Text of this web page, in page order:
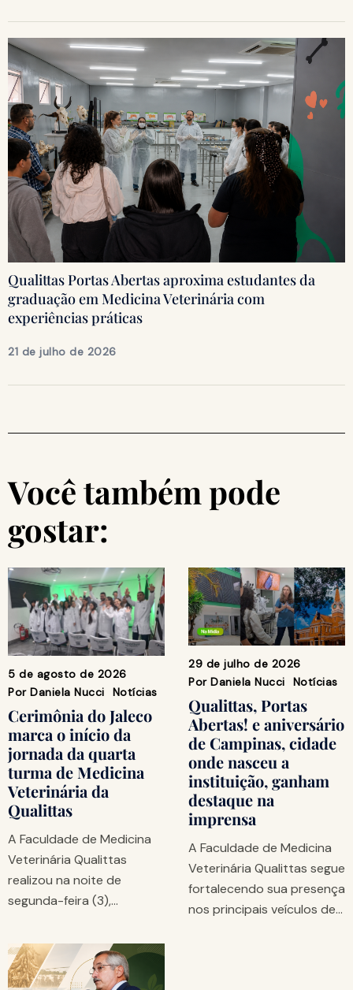
Qualittas Portas Abertas aproxima estudantes da
graduação em Medicina Veterinária com
experiências práticas
21 de julho de 2026
Você também pode
gostar:
5 de agosto de 2026
Por Daniela Nucci Notícias
Cerimônia do Jaleco
marca o início da
jornada da quarta
turma de Medicina
Veterinária da
Qualittas
A Faculdade de Medicina
Veterinária Qualittas
realizou na noite de
segunda-feira (3),…
29 de julho de 2026
Por Daniela Nucci Notícias
Qualittas, Portas
Abertas! e aniversário
de Campinas, cidade
onde nasceu a
instituição, ganham
destaque na
imprensa
A Faculdade de Medicina
Veterinária Qualittas segue
fortalecendo sua presença
nos principais veículos de…